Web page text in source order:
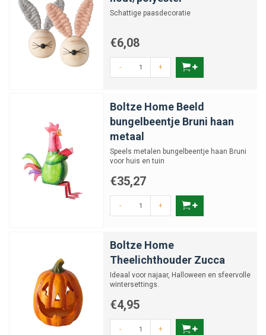
Schattige paasdecoratie
€6,08
- +
Boltze Home Beeld
bungelbeentje Bruni haan
metaal
Speels metalen bungelbeentje haan Bruni
voor huis en tuin
€35,27
- +
Boltze Home
Theelichthouder Zucca
Ideaal voor najaar, Halloween en sfeervolle
wintersettings.
€4,95
- +